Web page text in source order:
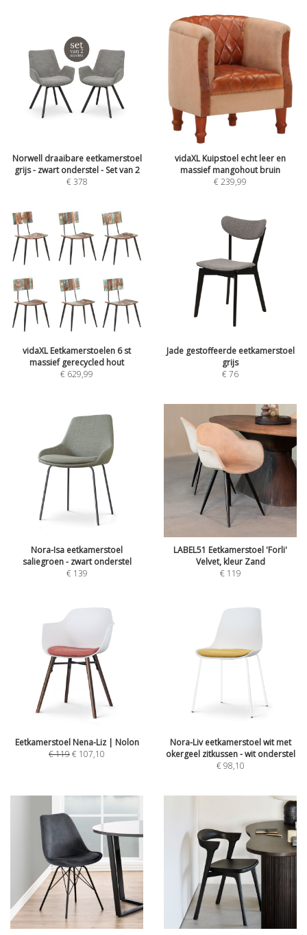
Norwell draaibare eetkamerstoel
grijs - zwart onderstel - Set van 2
€378
vidaXL Kuipstoel echt leer en
massief mangohout bruin
€239,99
vidaXL Eetkamerstoelen 6 st
massief gerecycled hout
€ 629,99
Jade gestoffeerde eetkamerstoel
grijs
€76
Nora-Isa eetkamerstoel
saliegroen - zwart onderstel
€ 139
LABEL51 Eetkamerstoel 'Forli'
Velvet, kleur Zand
€ 119
Eetkamerstoel Nena-Liz | Nolon
€119€ 107,10
Nora-Liv eetkamerstoel wit met
okergeel zitkussen - wit onderstel
€98,10